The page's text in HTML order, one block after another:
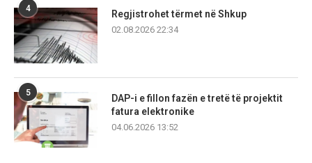
4
Regjistrohet tërmet në Shkup
02.08.2026 22:34
5
DAP-i e fillon fazën e tretë të projektit
fatura elektronike
04.06.2026 13:52